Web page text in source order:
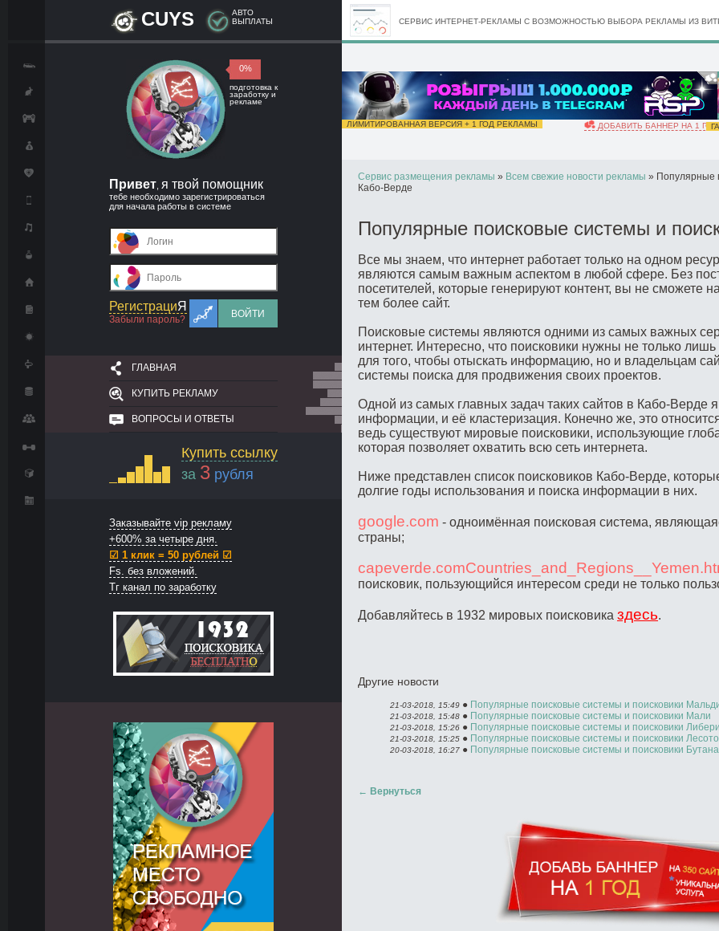
CUYS
АВТО
ВЫПЛАТЫ
0%
подготовка к
заработку и
рекламе
Привет я твой помощник
тебе необходимо зарегистрироваться
для начала работы в системе
РегистрациЯ
Забыли пароль?
ВОЙТИ
ГЛАВНАЯ
КУПИТЬ РЕКЛАМУ
ВОПРОСЫ И ОТВЕТЫ
Купить ссылку
за 3 рубля
Заказывайте vip рекламу
+600% за четыре дня.
☑ 1 клик = 50 рублей ☑
Fs. без вложений.
Тг канал по заработку
СЕРВИС ИНТЕРНЕТ-РЕКЛАМЫ С ВОЗМОЖНОСТЬЮ ВЫБОРА РЕКЛАМЫ ИЗ
ЛИМИТИРОВАННАЯ ВЕРСИЯ + 1 ГОД РЕКЛАМЫ ДОБАВИТЬ БАННЕР НА 1 ГОД
Сервис размещения рекламы » Всем свежие новости рекламы » Популярные
Кабо-Верде
Популярные поисковые системы и
Все мы знаем, что интернет работает только на одном
являются самым важным аспектом в любой сфере. Без
посетителей, которые генерируют контент, вы не сможете
тем более сайт.
Поисковые системы являются одними из самых важных
интернет. Интересно, что поисковики нужны не только
для того, чтобы отыскать информацию, но и владельцам
системы поиска для продвижения своих проектов.
Одной из самых главных задач таких сайтов в Кабо-Верде
информации, и её кластеризация. Конечно же, это
ведь существуют мировые поисковики, использующие
которая позволяет охватить всю сеть интернета.
Ниже представлен список поисковиков Кабо-Верде,
долгие годы использования и поиска информации в них.
google.com - одноимённая поисковая система,
страны;
поисковик, пользующийся интересом среди не только
Добавляйтесь в 1932 мировых поисковика здесь.
Другие новости
21-03-2018, 15:49 ● Популярные поисковые системы и поисковики
21-03-2018, 15:48 ● Популярные поисковые системы и поисковики Мали
21-03-2018, 15:26 ● Популярные поисковые системы и поисковики
21-03-2018, 15:25 ● Популярные поисковые системы и поисковики Лесото
20-03-2018, 16:27 ● Популярные поисковые системы и поисковики Бутана
← Вернуться